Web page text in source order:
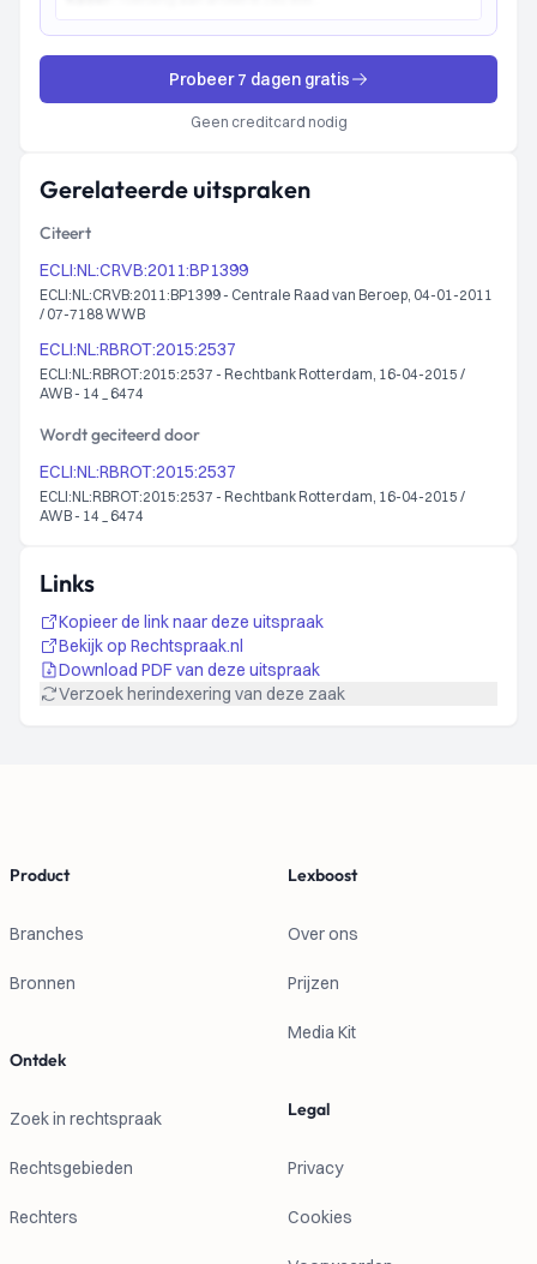
Probeer 7 dagen gratis
Geen creditcard nodig
Gerelateerde uitspraken
Citeert
ECLI:NL:CRVB:2011:BP1399
ECLI:NL:CRVB:2011:BP1399 - Centrale Raad van Beroep, 04-01-2011
/ 07-7188 WWB
ECLI:NL:RBROT:2015:2537
ECLI:NL:RBROT:2015:2537 - Rechtbank Rotterdam, 16-04-2015 /
AWB - 14 _ 6474
Wordt geciteerd door
ECLI:NL:RBROT:2015:2537
ECLI:NL:RBROT:2015:2537 - Rechtbank Rotterdam, 16-04-2015 /
AWB - 14 _ 6474
Links
Kopieer de link naar deze uitspraak
Bekijk op Rechtspraak.nl
Download PDF van deze uitspraak
Verzoek herindexering van deze zaak
Product
Branches
Bronnen
Ontdek
Zoek in rechtspraak
Rechtsgebieden
Rechters
Lexboost
Over ons
Prijzen
Media Kit
Legal
Privacy
Cookies